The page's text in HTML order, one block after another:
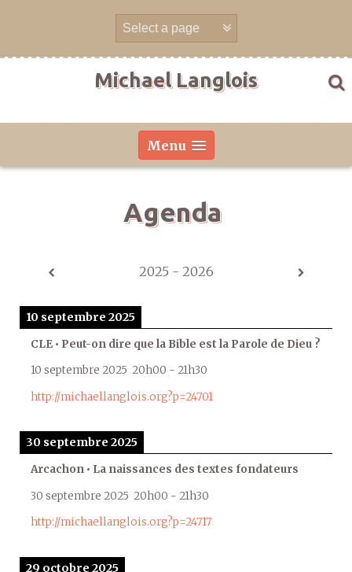
Michael Langlois
Menu
Agenda
2025 - 2026
10 septembre 2025
CLE • Peut-on dire que la Bible est la Parole de Dieu ?
10 septembre 2025 20h00 - 21h30
http://michaellanglois.org?p=24701
30 septembre 2025
Arcachon • La naissances des textes fondateurs
30 septembre 2025 20h00 - 21h30
http://michaellanglois.org?p=24717
29 octobre 2025